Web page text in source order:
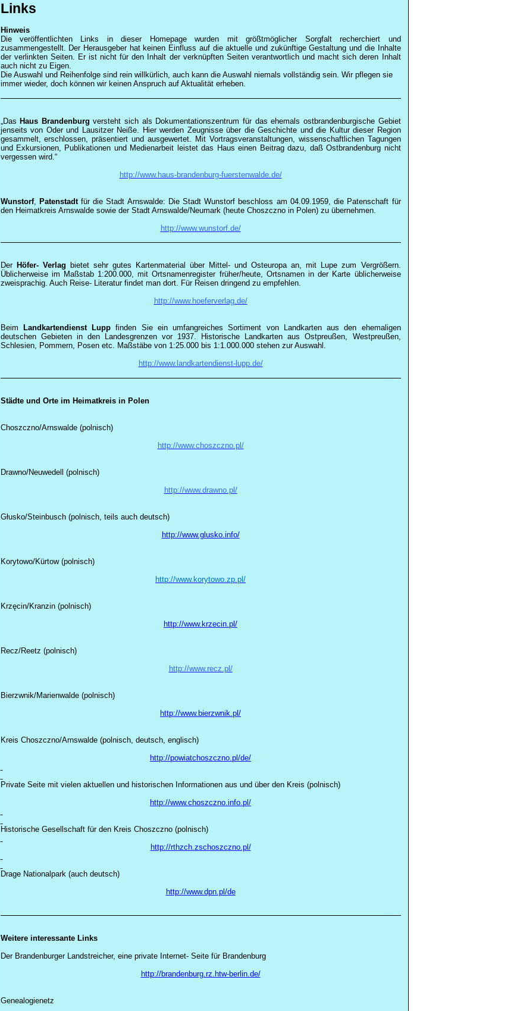
Links
Hinweis
Die veröffentlichten Links in dieser Homepage wurden mit größtmöglicher Sorgfalt recherchiert und
zusammengestellt. Der Herausgeber hat keinen Einfluss auf die aktuelle und zukünftige Gestaltung und die Inhalte
der verlinkten Seiten. Er ist nicht für den Inhalt der verknüpften Seiten verantwortlich und macht sich deren Inhalt
auch nicht zu Eigen.
Die Auswahl und Reihenfolge sind rein willkürlich, auch kann die Auswahl niemals vollständig sein. Wir pflegen sie
immer wieder, doch können wir keinen Anspruch auf Aktualität erheben.
„DasHaus Brandenburg versteht sich als Dokumentationszentrum für das ehemals ostbrandenburgische Gebiet
jenseits von Oder und Lausitzer Neiße. Hier werden Zeugnisse über die Geschichte und die Kultur dieser Region
gesammelt, erschlossen, präsentiert und ausgewertet. Mit Vortragsveranstaltungen, wissenschaftlichen Tagungen
und Exkursionen, Publikationen und Medienarbeit leistet das Haus einen Beitrag dazu, daß Ostbrandenburg nicht
vergessen wird.“
http://www.haus-brandenburg-fuerstenwalde.de/
Wunstorf, Patenstadtfür die Stadt Arnswalde: Die Stadt Wunstorf beschloss am 04.09.1959, die Patenschaft für
den Heimatkreis Arnswalde sowie der Stadt Arnswalde/Neumark (heute Choszczno in Polen) zu übernehmen.
http://www.wunstorf.de/
Der Höfer- Verlag bietet sehr gutes Kartenmaterial über Mittel- und Osteuropa an, mit Lupe zum Vergrößern.
Üblicherweise im Maßstab 1:200.000, mit Ortsnamenregister früher/heute, Ortsnamen in der Karte üblicherweise
zweisprachig. Auch Reise- Literatur findet man dort. Für Reisen dringend zu empfehlen.
http://www.hoeferverlag.de/
Beim Landkartendienst Lupp finden Sie ein umfangreiches Sortiment von Landkarten aus den ehemaligen
deutschen Gebieten in den Landesgrenzen vor 1937. Historische Landkarten aus Ostpreußen, Westpreußen,
Schlesien, Pommern, Posen etc. Maßstäbe von 1:25.000 bis 1:1.000.000 stehen zur Auswahl.
http://www.landkartendienst-lupp.de/
Städte und Orte im Heimatkreis in Polen
Choszczno/Arnswalde (polnisch)
http://www.choszczno.pl/
Drawno/Neuwedell (polnisch)
http://www.drawno.pl/
Głusko/Steinbusch (polnisch, teils auch deutsch)
http://www.glusko.info/
Korytowo/Kürtow(polnisch)
http://www.korytowo.zp.pl/
Krzęcin/Kranzin (polnisch)
http://www.krzecin.pl/
Recz/Reetz (polnisch)
http://www.recz.pl/
Bierzwnik/Marienwalde (polnisch)
http://www.bierzwnik.pl/
Kreis Choszczno/Arnswalde (polnisch, deutsch, englisch)
http://powiatchoszczno.pl/de/
Private Seite mit vielen aktuellen und historischen Informationen aus und über den Kreis (polnisch)
http://www.choszczno.info.pl/
Historische Gesellschaft für den Kreis Choszczno (polnisch)
http://rthzch.zschoszczno.pl/
Drage Nationalpark (auch deutsch)
http://www.dpn.pl/de
Weitere interessante Links
Der Brandenburger Landstreicher, eine private Internet- Seite für Brandenburg
http://brandenburg.rz.htw-berlin.de/
Genealogienetz